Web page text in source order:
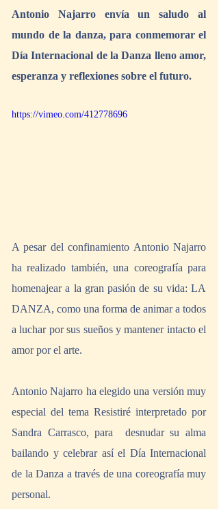
Antonio Najarro envía un saludo al
mundo de la danza, para conmemorar el
Día Internacional de la Danza lleno amor,
esperanza y reflexiones sobre el futuro.
https://vimeo.com/412778696
A pesar del confinamiento Antonio Najarro
ha realizado también, una coreografía para
homenajear a la gran pasión de su vida: LA
DANZA, como una forma de animar a todos
a luchar por sus sueños y mantener intacto el
amor por el arte.
Antonio Najarro ha elegido una versión muy
especial del tema Resistiré interpretado por
Sandra Carrasco, para  desnudar su alma
bailando y celebrar así el Día Internacional
de la Danza a través de una coreografía muy
personal.